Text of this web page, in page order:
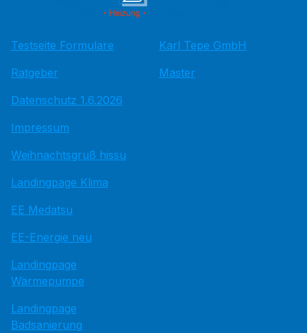
Testseite Formulare
Ratgeber
Datenschutz 1.6.2026
Impressum
Weihnachtsgruß hissu
Landingpage Klima
EE Medatsu
EE-Energie neu
Landingpage
Wärmepumpe
Landingpage
Badsanierung
Karl Tepe GmbH
Master